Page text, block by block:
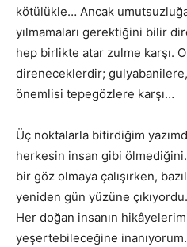
kötülükle… Ancak umutsuzluğa
yılmamaları gerektiğini bilir
hep birlikte atar zulme karşı.
direneceklerdir;
önemlisi tepegözlere karşı…
Üç noktalarla bitirdiğim
herkesin insan gibi ölmediğini.
bir göz olmaya çalışırken,
yeniden gün yüzüne
Her doğan insanın
yeşertebileceğine inanıyorum.